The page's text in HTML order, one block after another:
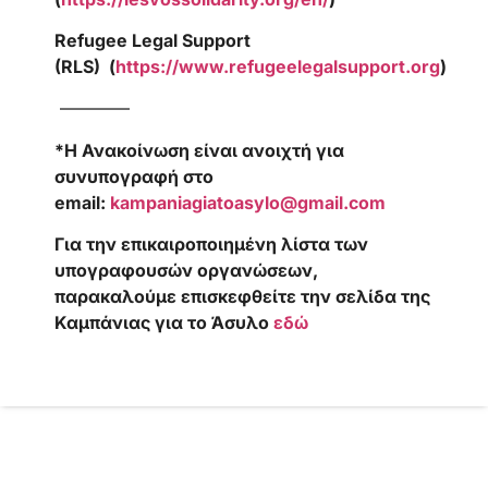
Refugee Legal Support
(RLS) (https://www.refugeelegalsupport.org)
————
*Η Ανακοίνωση είναι ανοιχτή για
συνυπογραφή στο
email: kampaniagiatoasylo@gmail.com
Για την επικαιροποιημένη λίστα των
υπογραφουσών οργανώσεων,
παρακαλούμε επισκεφθείτε την σελίδα της
Καμπάνιας για το Άσυλο εδώ